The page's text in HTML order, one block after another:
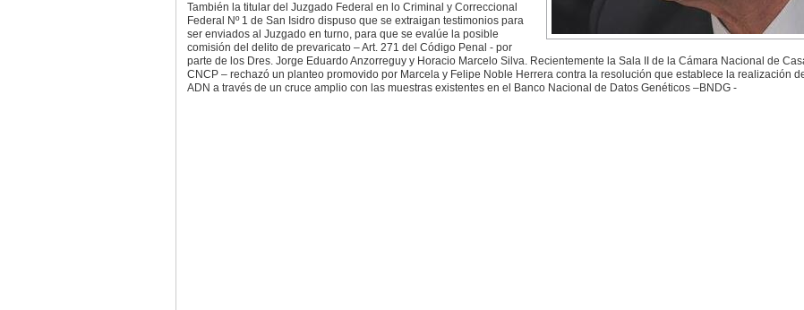
También la titular del Juzgado Federal en lo Criminal y Correccional
Federal Nº 1 de San Isidro dispuso que se extraigan testimonios para
ser enviados al Juzgado en turno, para que se evalúe la posible
comisión del delito de prevaricato – Art. 271 del Código Penal - por
parte de los Dres. Jorge Eduardo Anzorreguy y Horacio Marcelo Silva. Recientemente la Sala II de la Cámara Nacional de
CNCP – rechazó un planteo promovido por Marcela y Felipe Noble Herrera contra la resolución que establece la realización
ADN a través de un cruce amplio con las muestras existentes en el Banco Nacional de Datos Genéticos –BNDG -